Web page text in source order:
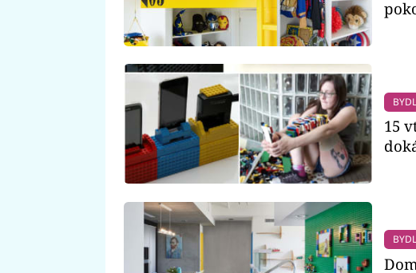
15